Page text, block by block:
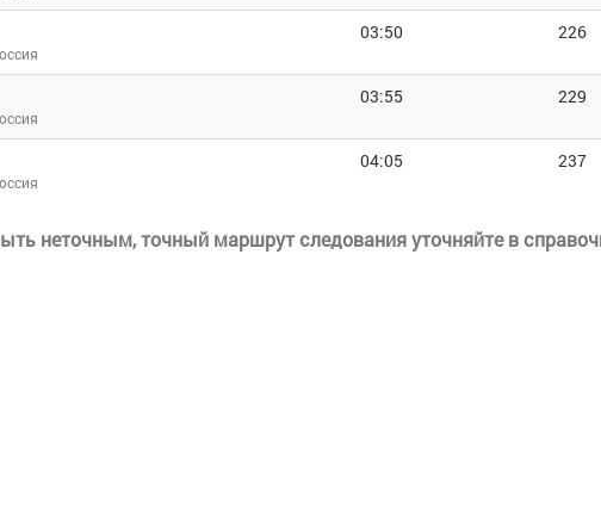
03:50 226
03:55 229
04:05 237
неточным, точный маршрут следования уточняйте в